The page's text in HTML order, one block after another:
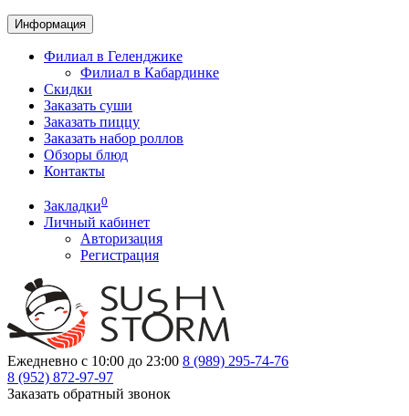
Информация
Филиал в Геленджике
Филиал в Кабардинке
Скидки
Заказать суши
Заказать пиццу
Заказать набор роллов
Обзоры блюд
Контакты
Закладки0
Личный кабинет
Авторизация
Регистрация
Ежедневно с 10:00 до 23:00 8 (989) 295-74-76
8 (952) 872-97-97
Заказать обратный звонок